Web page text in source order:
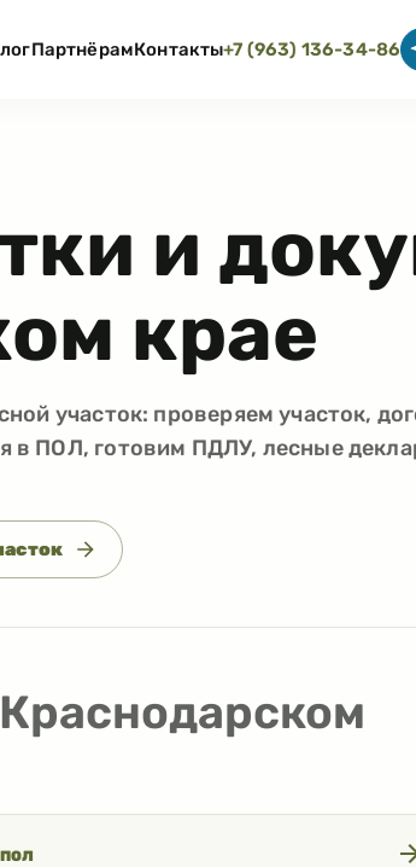
ПартнёрамКонтакты+7 (963) 136-34-86
и
крае
участок: проверяем участок,
в ПОЛ, готовим ПДЛУ, лесные
ПОЛ